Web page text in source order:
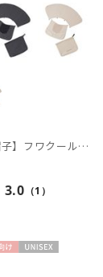
【遮光100％帽子】フワクール® (Fuwacool®) 別売り3点セット 遮光100 UV100
3.0 （1）